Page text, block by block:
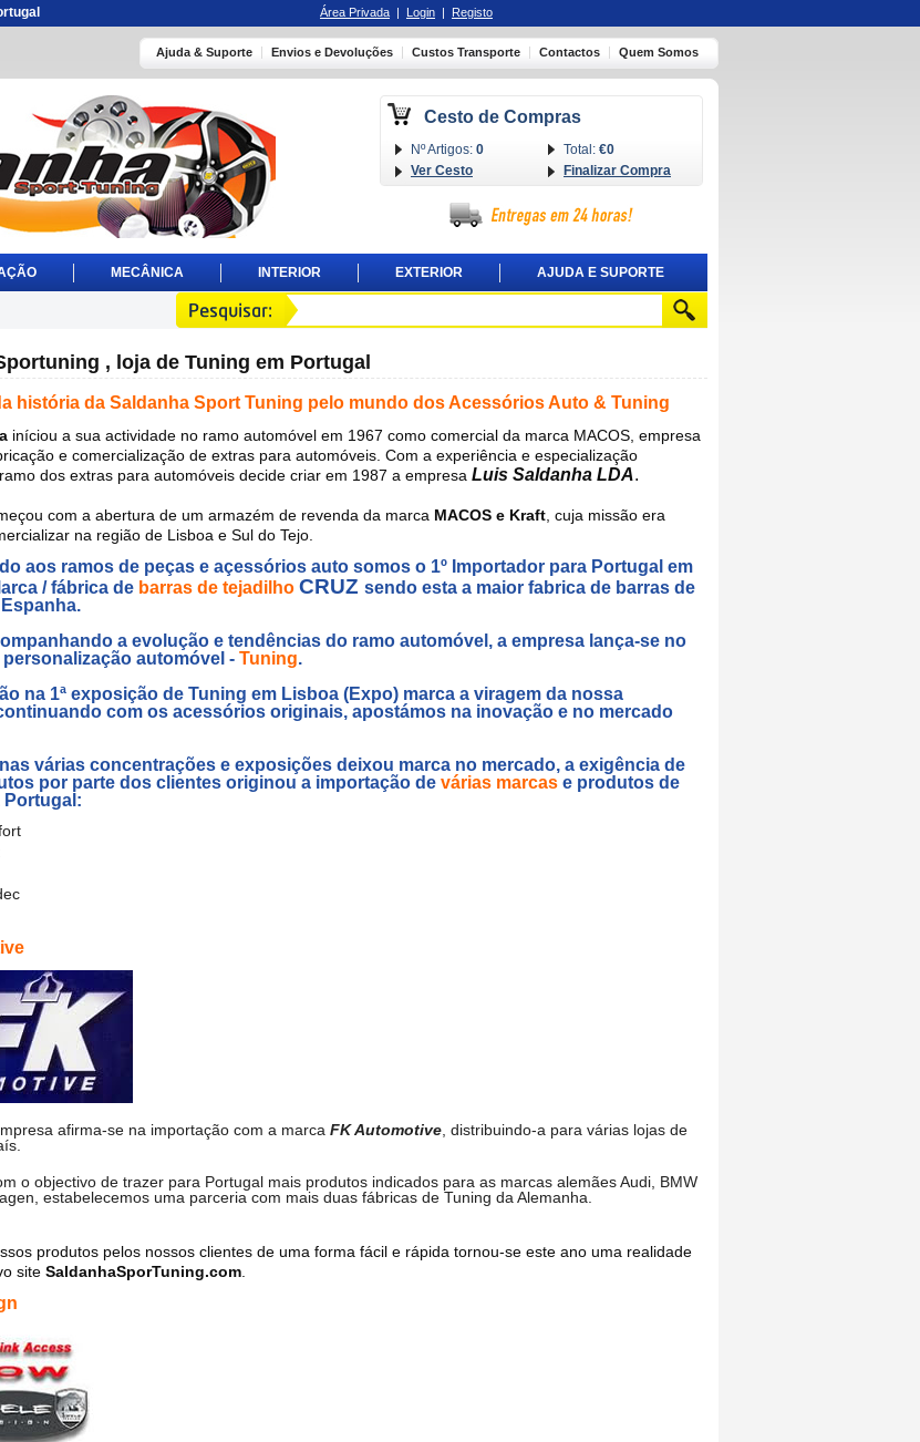
Área Privada | Login | Registo
Ajuda & Suporte Envios e Devoluções Custos Transporte Contactos Quem Somos
Cesto de Compras
Nº Artigos: 0
Ver Cesto
Total: €0
Finalizar Compra
MECÂNICA INTERIOR EXTERIOR AJUDA E SUPORTE
, loja de Tuning em Portugal
história da Saldanha Sport Tuning pelo mundo dos Acessórios Auto & Tuning
iníciou a sua actividade no ramo automóvel em 1967 como comercial da marca MACOS, empresa
e comercialização de extras para automóveis. Com a experiência e especialização
dos extras para automóveis decide criar em 1987 a empresa Luis Saldanha LDA.
com a abertura de um armazém de revenda da marca MACOS e Kraft , cuja missão era
na região de Lisboa e Sul do Tejo.
aos ramos de peças e açessórios auto somos o 1º Importador para Portugal em
/ fábrica de barras de tejadilho CRUZ sendo esta a maior fabrica de barras de
a evolução e tendências do ramo automóvel, a empresa lança-se no
automóvel - Tuning.
na 1ª exposição de Tuning em Lisboa (Expo) marca a viragem da nossa
com os acessórios originais, apostámos na inovação e no mercado
várias concentrações e exposições deixou marca no mercado, a exigência de
por parte dos clientes originou a importação de várias marcas e produtos de
Portugal:
afirma-se na importação com a marca FK Automotive , distribuindo-a para várias lojas de
o objectivo de trazer para Portugal mais produtos indicados para as marcas alemães Audi, BMW
estabelecemos uma parceria com mais duas fábricas de Tuning da Alemanha.
produtos pelos nossos clientes de uma forma fácil e rápida tornou-se este ano uma realidade
site SaldanhaSporTuning.com